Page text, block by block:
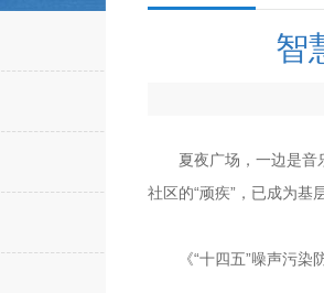
智
夏夜广场，一边是音乐
社区的“顽疾”，已成为基
《“十四五”噪声污染